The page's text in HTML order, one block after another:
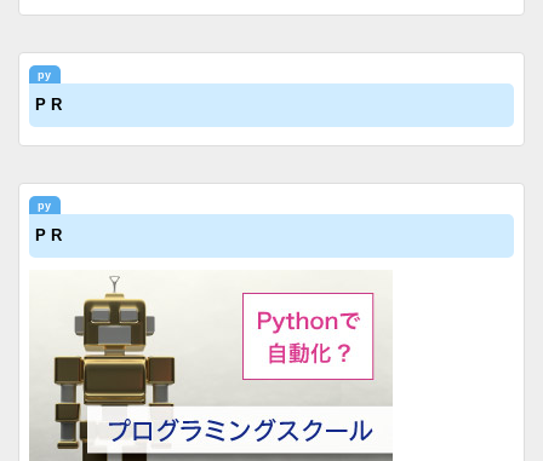
P R
P R